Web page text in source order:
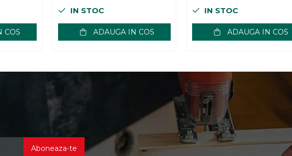
COS
IN STOC
ADAUGA IN COS
IN STOC
ADAUGA IN COS